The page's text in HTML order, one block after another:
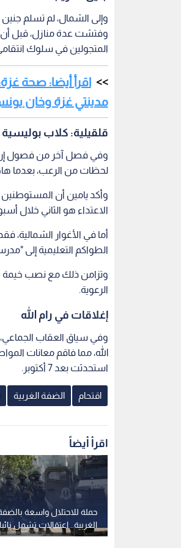
وإلى الشمال، لم تسلم
وفتشت عدة منازل، قبل أن
المتجولين في سلوك
اقرأ أيضا: صحة
مدينتي غزة وخان
قلقيلية: كلاب
وفي فصل آخر من فصول
لحظات من الرعب، بعدما
وأكد يامين أن المستوطنين
الاعتداء هو الثاني خلال
أما في الأغوار
الطواكم التعليمية إلى
وتزامن ذلك مع نصب خيمة
الرعوية.
إغلاقات في رام الله
وفي سياق العقاب الجماعي،
استحدثت بعد 7 أكتوبر.
اقتحام الضفة الغربية
اقرأ أيضاً
حملة للاحتلال واسعة
الغربية.. اعتقالات تشمل نائبا
ومواطنين في عدة مدن